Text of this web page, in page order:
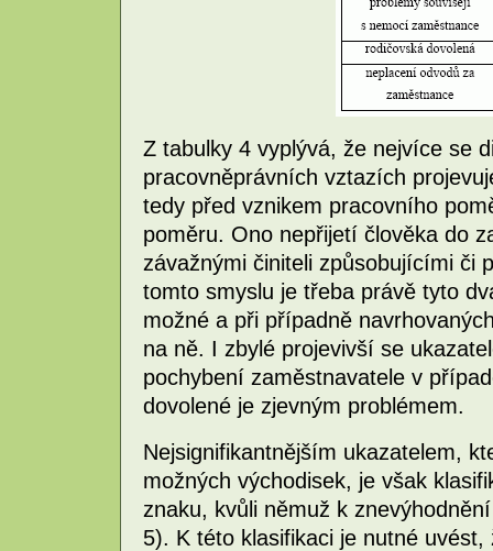
Z tabulky 4 vyplývá, že nejvíce se
pracovněprávních vztazích
tedy před vznikem pracovního
poměru. Ono nepřijetí člověka do
závažnými činiteli způsobujícími či
tomto smyslu je třeba právě tyto
možné a při případně
na ně. I zbylé projevivší se
pochybení zaměstnavatele v
dovolené je zjevným problémem.
Nejsignifikantnějším ukazatelem,
možných východisek, je však
znaku, kvůli němuž k
5). K této klasifikaci je nutné